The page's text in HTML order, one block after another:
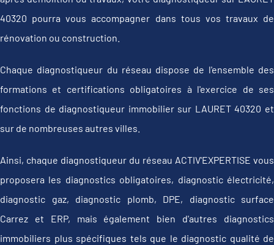
40320 pourra vous accompagner dans tous vos travaux de
rénovation ou construction.
Chaque diagnostiqueur du réseau dispose de l'ensemble des
formations et certifications obligatoires à l'exercice de ses
fonctions de diagnostiqueur immobilier sur LAURET 40320 et
sur de nombreuses autres villes.
Ainsi, chaque diagnostiqueur du réseau ACTIV'EXPERTISE vous
proposera les diagnostics obligatoires, diagnostic électricité,
diagnostic gaz, diagnostic plomb, DPE, diagnostic surface
Carrez et ERP, mais également bien d'autres diagnostics
immobiliers plus spécifiques tels que le diagnostic qualité de